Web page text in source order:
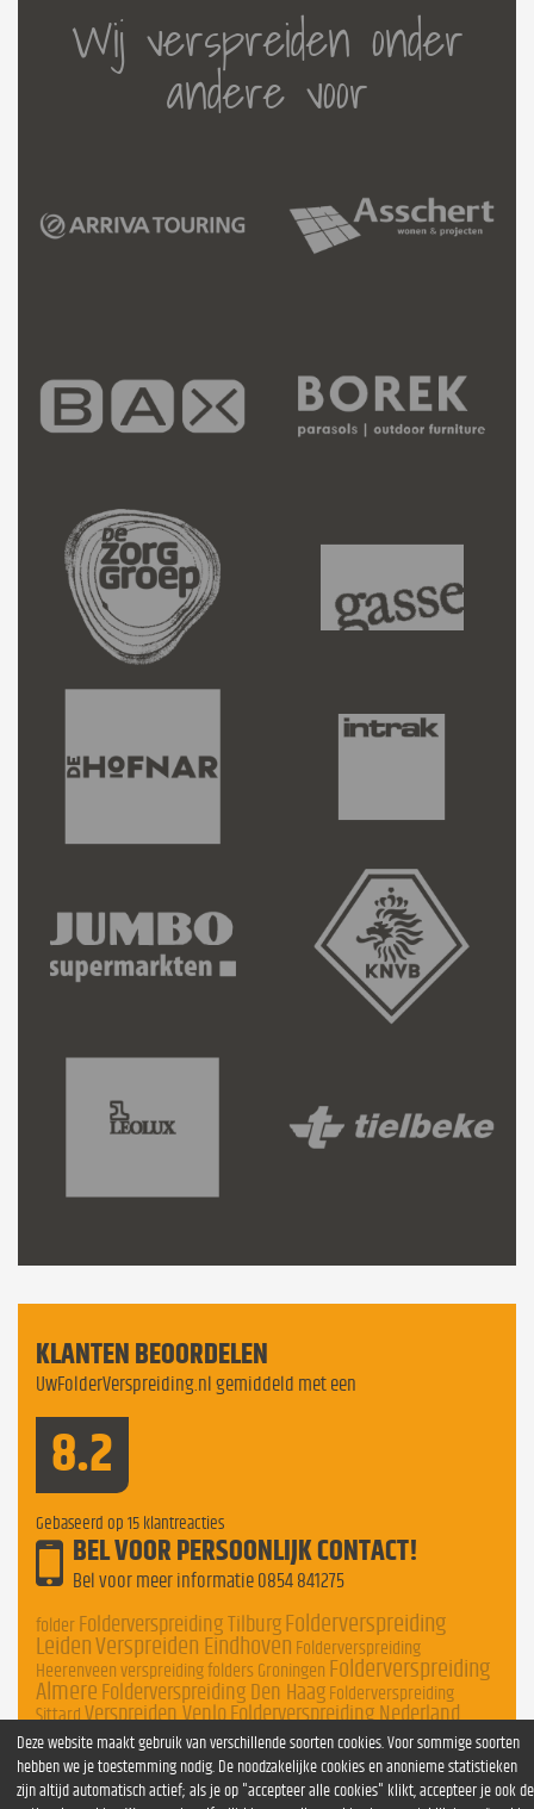
Wij verspreiden onder
andere voor
KLANTEN BEOORDELEN
UwFolderVerspreiding.nl gemiddeld met een
8.2
Gebaseerd op 15 klantreacties
BEL VOOR PERSOONLIJK CONTACT!
Bel voor meer informatie 0854 841275
folder Folderverspreiding Tilburg Folderverspreiding
LeidenVerspreiden Eindhoven Folderverspreiding
Heerenveen verspreiding folders Groningen Folderverspreiding
Almere Folderverspreiding Den Haag Folderverspreiding
Sittard Verspreiden Venlo Folderverspreiding Nederland
Deze website maakt gebruik van verschillende soorten cookies. Voor sommige soorten
hebben we je toestemming nodig. De noodzakelijke cookies en anonieme statistieken
zijn altijd automatisch actief; als je op "accepteer alle cookies" klikt, accepteer je ook de